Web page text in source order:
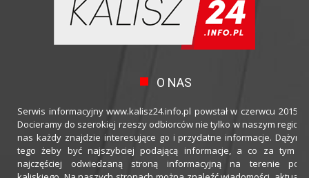
O NAS
Serwis informacyjny www.kalisz24.info.pl powstał w czerwcu 2015
Docieramy do szerokiej rzeszy odbiorców nie tylko w naszym
nas każdy znajdzie interesujące go i przydatne informacje.
tego żeby być najszybciej podającą informacje, a co za tym
najczęściej odwiedzaną stroną informacyjną na terenie